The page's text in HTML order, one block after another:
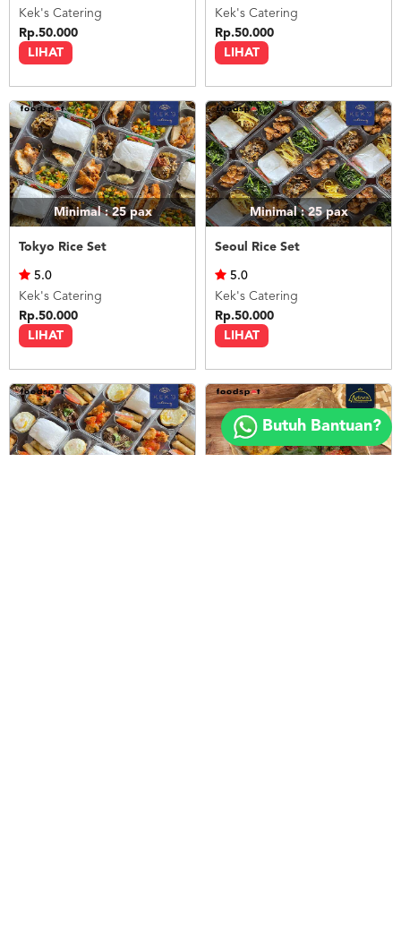
Copyright
2018
FOODSPOT.CO.ID
LIHAT
Kek's Catering
Rp.50.000
LIHAT
Kek's Catering
Rp.50.000
Minimal : 25pax
Tokyo Rice Set
LIHAT
5.0
Kek's Catering
Rp.50.000
Minimal : 25pax
Seoul Rice Set
LIHAT
5.0
Kek's Catering
Rp.50.000
Butuh Bantuan?